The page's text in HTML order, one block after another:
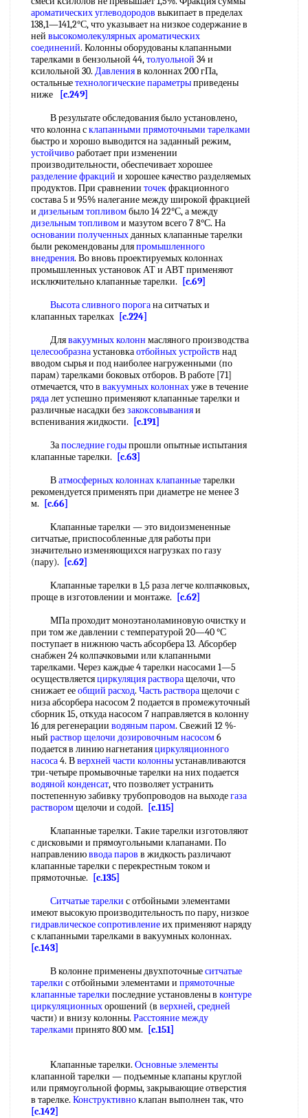
ароматических углеводородов выкипает в пределах
138,1—141,2°С, что указывает на низкое содержание в
ней высокомолекулярных ароматических
соединений. Колонны оборудованы клапанными
тарелками в бензольной 44,толуольной 34 и
ксилольной 30. Давленияв колоннах 200 гПа,
остальныетехнологические параметрыприведены
ниже
[c.249]
В результате обследования было установлено,
что колонна склапанными прямоточными тарелками
быстро и хорошо выводится на заданный режим,
устойчивоработает при изменении
производительности, обеспечивает хорошее
разделение фракций и хорошее качество разделяемых
продуктов. При сравнении точекфракционного
состава 5 и 95% налегание между широкой фракцией
и дизельным топливомбыло 14 22°С, а между
дизельным топливоми мазутом всего 7 8°С. На
основании полученныхданных клапанные тарелки
были рекомендованы дляпромышленного
внедрения. Во вновь проектируемых колоннах
промышленных установок АТ и АВТ применяют
исключительно клапанные тарелки.
[c.69]
Высота сливного порогана ситчатых и
клапанных тарелках [c.224]
Длявакуумных колонн масляного производства
целесообразнаустановкаотбойных устройств над
вводом сырья и под наиболее нагруженными (по
парам) тарелками боковых отборов. В работе [71]
отмечается, что в вакуумных колоннахуже в течение
рядалет успешно применяют клапанные тарелки и
различные насадки без закоксовыванияи
вспенивания жидкости.
[c.191]
Запоследние годыпрошли опытные испытания
клапанные тарелки.
[c.63]
Ватмосферных колоннах клапанныетарелки
рекомендуется применять при диаметре не менее 3
м.
[c.66]
Клапанные тарелки — это видоизмененные
ситчатые, приспособленные для работы при
значительно изменяющихся нагрузках по газу
(пару).
[c.62]
Клапанные тарелки в 1,5 раза легче колпачковых,
проще в изготовлении и монтаже.
[c.62]
МПа проходит моноэтаноламиновую очистку и
при том же давлении с температурой 20—40 °С
поступает в нижнюю часть абсорбера 13. Абсорбер
снабжен 24 колпачковыми или клапанными
тарелками. Через каждые 4 тарелки насосами 1—5
осуществляетсяциркуляция растворащелочи, что
снижает ееобщий расход. Часть растворащелочи с
низа абсорбера насосом 2 подается в промежуточный
сборник 15, откуда насосом 7 направляется в колонну
16 для регенерации водяным паром. Свежий 12 %-
ный раствор щелочи дозировочным насосом6
подается в линию нагнетанияциркуляционного
насоса4. Вверхней части колонныустанавливаются
три-четыре промывочные тарелки на них подается
водяной конденсат, что позволяет устранить
постепенную забивку трубопроводов на выходегаза
растворомщелочи и содой.
[c.115]
Клапанные тарелки. Такие тарелки изготовляют
с дисковыми и прямоугольными клапанами. По
направлениюввода паров в жидкость различают
клапанные тарелки с перекрестным током и
прямоточные.
[c.135]
Ситчатые тарелки с отбойными элементами
имеют высокую производительность по пару, низкое
гидравлическое сопротивлениеих применяют наряду
с клапанными тарелками в вакуумных колоннах.
[c.143]
В колонне применены двухпоточныеситчатые
тарелки с отбойными элементами и прямоточные
клапанные тарелки последние установлены в контуре
циркуляционныхорошений (в верхней,средней
части) и внизу колонны. Расстояние между
тарелками принято 800 мм. [c.151]
Клапанные тарелки. Основные элементы
клапанной тарелки — подъемные клапаны круглой
или прямоугольной формы, закрывающие отверстия
в тарелке. Конструктивноклапан выполнен так, что
[c.142]